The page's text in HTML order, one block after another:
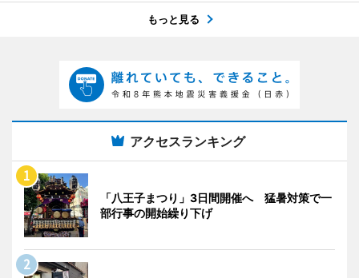
もっと見る
アクセスランキング
「八王子まつり」3日間開催へ 猛暑対策で一
部行事の開始繰り下げ